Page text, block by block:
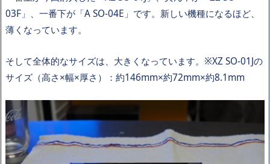
03F」、一番下が「A SO-04E」です。新しい機種になるほど、
薄くなっています。
そして全体的なサイズは、大きくなっています。※XZ SO-01Jの
サイズ（高さ×幅×厚さ）：約146mm×約72mm×約8.1mm